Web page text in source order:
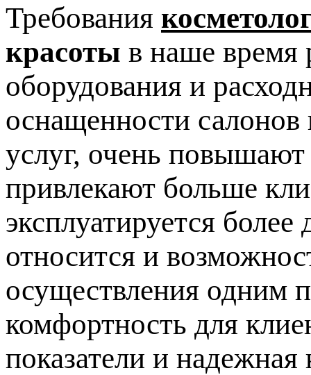
Требования
красоты в наше время
оборудования и
оснащенности салонов
услуг, очень
привлекают больше
эксплуатируется
относится и
осуществления одним
комфортность для
показатели и надежная